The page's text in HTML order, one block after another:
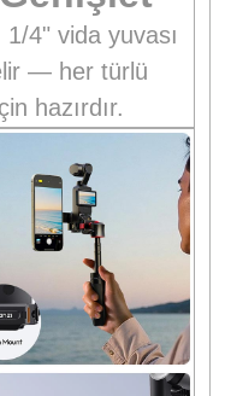
4" vida yuvası
— her türlü
hazırdır.